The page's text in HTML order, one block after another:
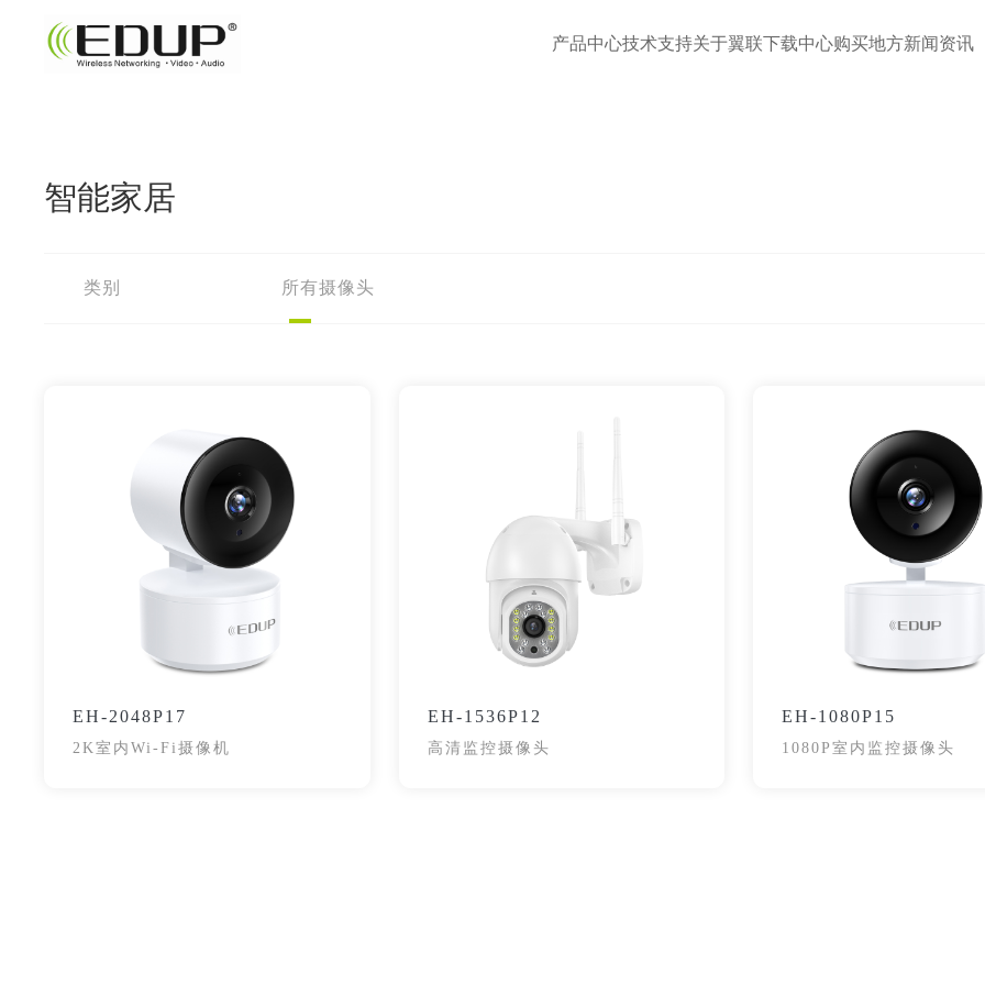
产品中心技术支持关于翼联下载中心购买地方新闻资讯
智能家居
类别 所有摄像头
EH-2048P17
2K室内Wi-Fi摄像机
EH-1536P12
高清监控摄像头
EH-1080P15
1080P室内监控摄像头